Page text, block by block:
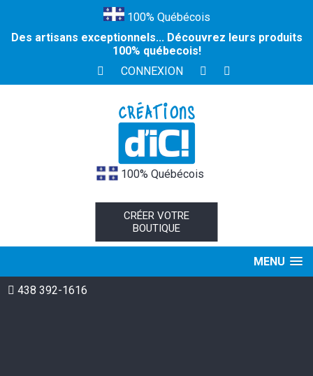
100% Québécois
Des artisans exceptionnels... Découvrez leurs produits
100% québecois!
CONNEXION
100% Québécois
CRÉER VOTRE
BOUTIQUE
MENU
438 392-1616